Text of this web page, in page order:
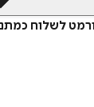
לשלוח